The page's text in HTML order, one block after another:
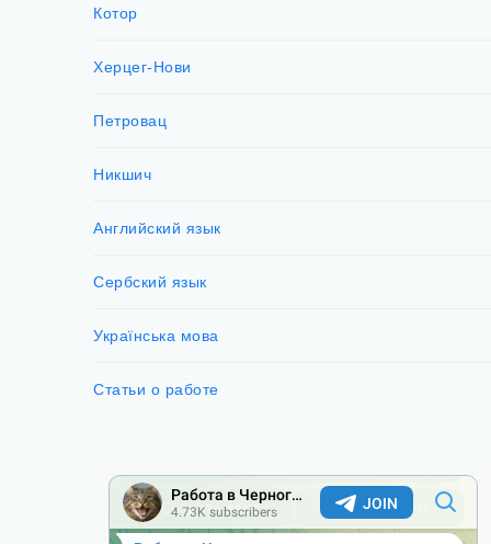
Котор
Херцег-Нови
Петровац
Никшич
Английский язык
Сербский язык
Українська мова
Статьи о работе